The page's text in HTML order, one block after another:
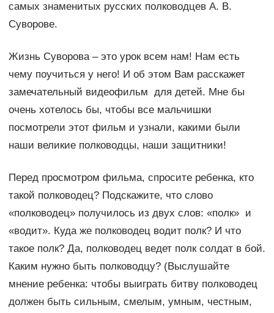
самых знаменитых русских полководцев А. В.
Суворове.
Жизнь Суворова – это урок всем нам! Нам есть
чему поучиться у него! И об этом Вам расскажет
замечательный видеофильм для детей. Мне бы
очень хотелось бы, чтобы все мальчишки
посмотрели этот фильм и узнали, какими были
наши великие полководцы, наши защитники!
Перед просмотром фильма, спросите ребенка, кто
такой полководец? Подскажите, что слово
«полководец» получилось из двух слов: «полк» и
«водит». Куда же полководец водит полк? И что
такое полк? Да, полководец ведет полк солдат в бой.
Каким нужно быть полководцу? (Выслушайте
мнение ребенка: чтобы выиграть битву полководец
должен быть сильным, смелым, умным, честным,